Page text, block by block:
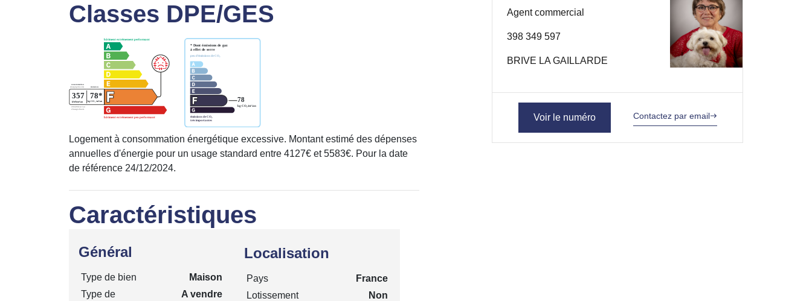
Classes DPE/GES
Logement à consommation énergétique excessive. Montant estimé des dépenses
annuelles d'énergie pour un usage standard entre 4127€ et 5583€. Pour la date
de référence 24/12/2024.
Caractéristiques
Général
Type de bien
Maison
Type de
A vendre
Localisation
Pays
France
Lotissement
Non
Agent commercial
398 349 597
BRIVE LA GAILLARDE
Voir le numéro Contactez par email